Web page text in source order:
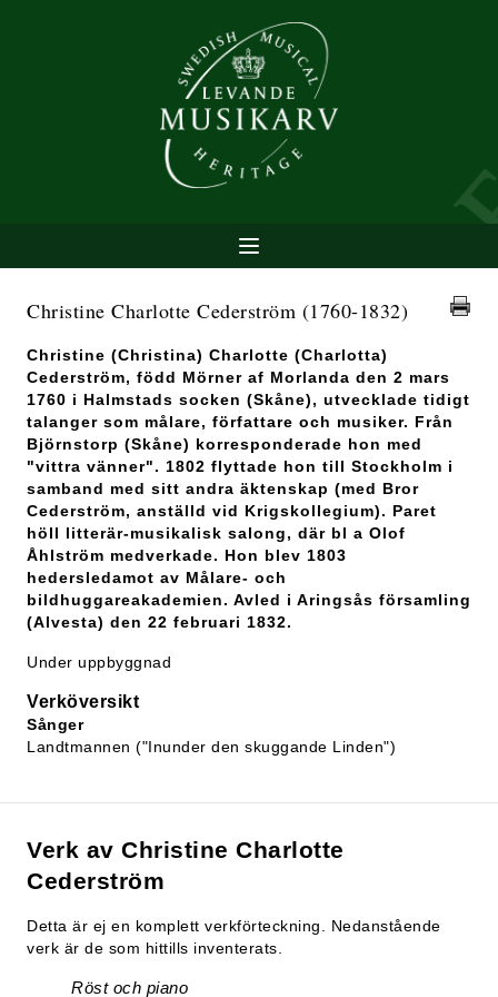
Christine Charlotte Cederström (1760-1832)
Christine (Christina) Charlotte (Charlotta)
Cederström, född Mörner af Morlanda den 2 mars
1760 i Halmstads socken (Skåne), utvecklade tidigt
talanger som målare, författare och musiker. Från
Björnstorp (Skåne) korresponderade hon med
"vittra vänner". 1802 flyttade hon till Stockholm i
samband med sitt andra äktenskap (med Bror
Cederström, anställd vid Krigskollegium). Paret
höll litterär-musikalisk salong, där bl a Olof
Åhlström medverkade. Hon blev 1803
hedersledamot av Målare- och
bildhuggareakademien. Avled i Aringsås församling
(Alvesta) den 22 februari 1832.
Under uppbyggnad
Verköversikt
Sånger
Landtmannen ("Inunder den skuggande Linden")
Verk av Christine Charlotte
Cederström
Detta är ej en komplett verkförteckning. Nedanstående
verk är de som hittills inventerats.
Röst och piano